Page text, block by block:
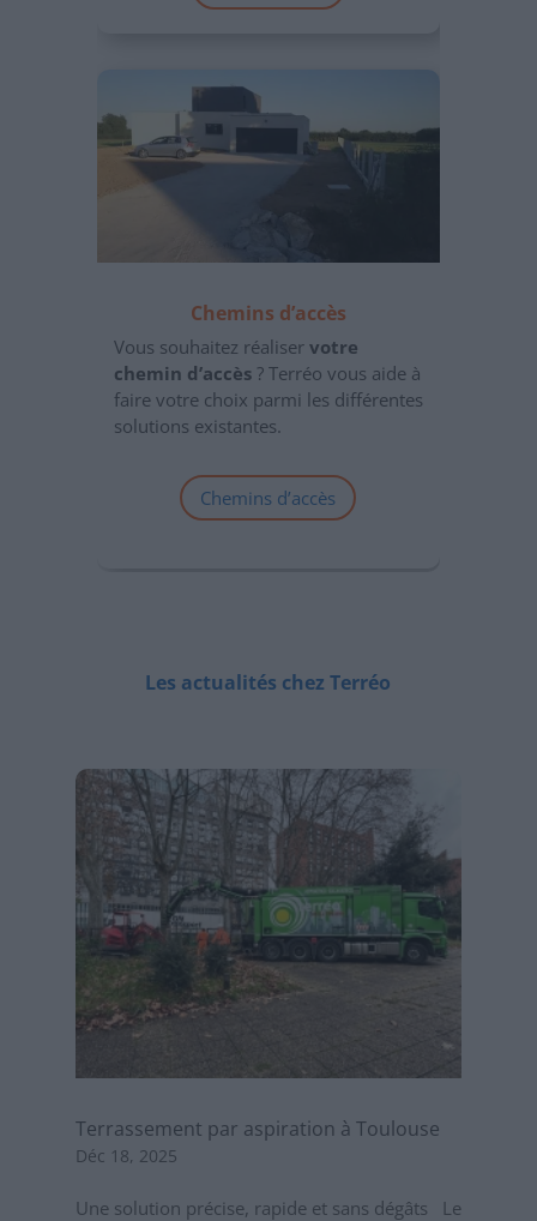
Chemins d’accès
Vous souhaitez réaliser votre
chemin d’accès? Terréo vous aide à
faire votre choix parmi les différentes
solutions existantes.
Chemins d’accès
Les actualités chez Terréo
Terrassement par aspiration à Toulouse
Déc 18, 2025
Une solution précise, rapide et sans dégâts Le